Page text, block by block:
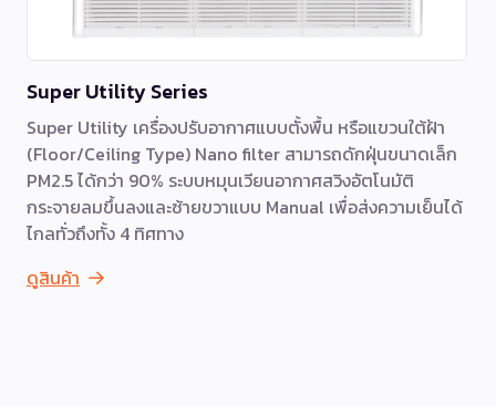
Super Utility Series
Super Utility เครื่องปรับอากาศแบบตั้งพื้น หรือแขวนใต้ฝ้า
(Floor/Ceiling Type) Nano filter สามารถดักฝุ่นขนาดเล็ก
PM2.5 ได้กว่า 90% ระบบหมุนเวียนอากาศสวิงอัตโนมัติ
กระจายลมขึ้นลงและซ้ายขวาแบบ Manual เพื่อส่งความเย็นได้
ไกลทั่วถึงทั้ง 4 ทิศทาง
ดูสินค้า